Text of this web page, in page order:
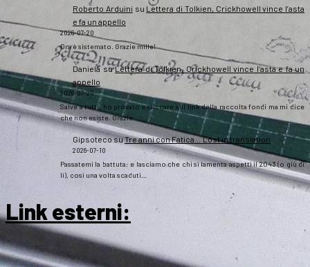
Roberto Arduini su Lettera di Tolkien, Crickhowell vince l’asta
e fa un appello
2026-07-20
Ora è sistemato. Grazie mille!
DanielasuLettera di Tolkien, Crickhowell vince l’asta e fa un
appello
2026-07-20
Salve a tutti, ho provato a cliccare sul link della raccolta fondi ma mi dice
che non esiste. Grazie
GipsotecosuTre anni con Fatica… Lost in translation
2026-07-10
Passatemi la battuta: e lasciamo che chi si lamenta aspetti il 2043 (o giù di
lì), così una volta scaduti…
Link esterni: